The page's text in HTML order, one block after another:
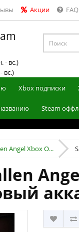
Акции FAQ
- вс.)
вс.)
Xbox подписки
Steam
Angel Xbox O...